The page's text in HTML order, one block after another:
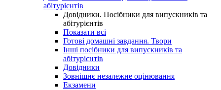
абітурієнтів
Довідники. Посібники для випускників та
абітурієнтів
Показати всі
Готові домашні завдання. Твори
Інші посібники для випускників та
абітурієнтів
Довідники
Зовнішнє незалежне оцінювання
Екзамени